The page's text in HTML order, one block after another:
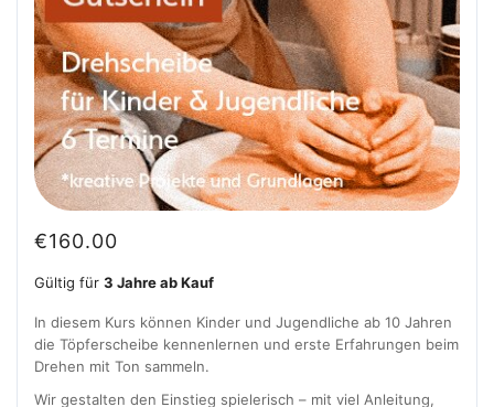
€160.00
Gültig für 3 Jahre ab Kauf
In diesem Kurs können Kinder und Jugendliche ab 10 Jahren
die Töpferscheibe kennenlernen und erste Erfahrungen beim
Drehen mit Ton sammeln.
Wir gestalten den Einstieg spielerisch – mit viel Anleitung,